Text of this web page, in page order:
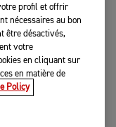
profil et offrir
nécessaires au bon
être désactivés,
votre
en cliquant sur
en matière de
Policy